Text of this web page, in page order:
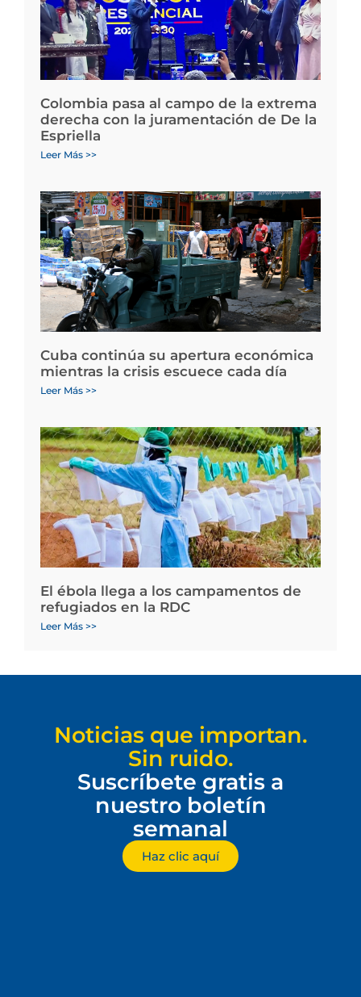
Colombia pasa al campo de la extrema
derecha con la juramentación de De la
Espriella
Leer Más >>
Cuba continúa su apertura económica
mientras la crisis escuece cada día
Leer Más >>
El ébola llega a los campamentos de
refugiados en la RDC
Leer Más >>
Noticias que importan.
Sin ruido.
Suscríbete gratis a
nuestro boletín
semanal
Haz clic aquí